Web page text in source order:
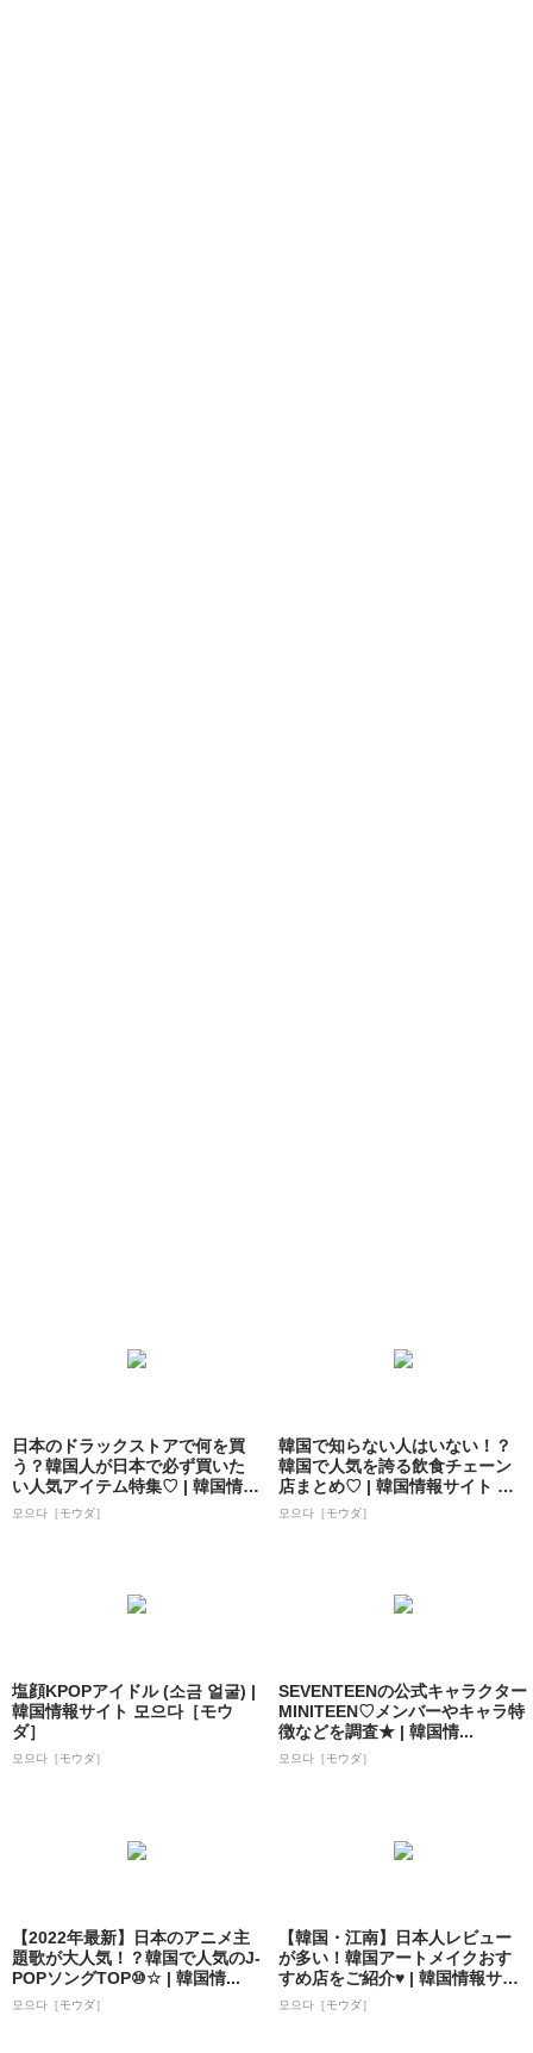
日本のドラックストアで何を買
う？韓国人が日本で必ず買いた
い人気アイテム特集♡ | 韓国情報
サイト ...
모으다［モウダ］
韓国で知らない人はいない！？
韓国で人気を誇る飲食チェーン
店まとめ♡ | 韓国情報サイト 모
으다［モ...
모으다［モウダ］
塩顔KPOPアイドル (소금 얼굴) |
韓国情報サイト 모으다［モウ
ダ］
모으다［モウダ］
SEVENTEENの公式キャラクター
MINITEEN♡メンバーやキャラ特
徴などを調査★ | 韓国情...
모으다［モウダ］
【2022年最新】日本のアニメ主
題歌が大人気！？韓国で人気のJ-
POPソングTOP⑩☆ | 韓国情...
모으다［モウダ］
【韓国・江南】日本人レビュー
が多い！韓国アートメイクおす
すめ店をご紹介♥ | 韓国情報サイ
ト 모으...
모으다［モウダ］